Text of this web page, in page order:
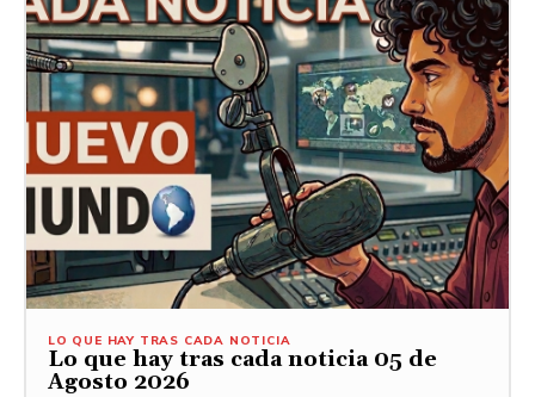
LO QUE HAY TRAS CADA NOTICIA
Lo que hay tras cada noticia 05 de
Agosto 2026